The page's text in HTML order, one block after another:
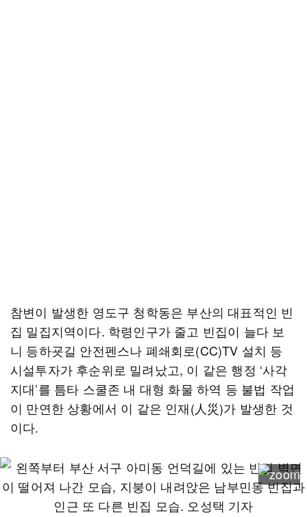
참변이 발생한 영도구 청학동은 부산의 대표적인 빈
집 밀집지역이다. 학령인구가 줄고 빈집이 늘다 보
니 등하굣길 안전펜스나 폐쇄회로(CC)TV 설치 등
시설투자가 후순위로 밀려났고, 이 같은 행정 ‘사각
지대’를 틈타 스쿨존 내 대형 화물 하역 등 불법 작업
이 만연한 상황에서 이 같은 인재(人災)가 발생한 것
이다.